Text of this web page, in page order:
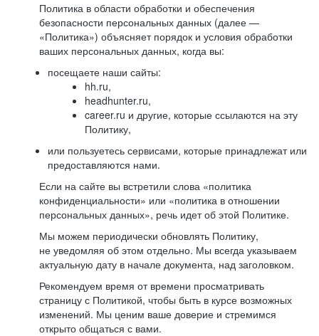
Политика в области обработки и обеспечения
безопасности персональных данных (далее —
«Политика») объясняет порядок и условия обработки
ваших персональных данных, когда вы:
посещаете наши сайты:
hh.ru,
headhunter.ru,
career.ru и другие, которые ссылаются на эту
Политику,
или пользуетесь сервисами, которые принадлежат или
предоставляются нами.
Если на сайте вы встретили слова «политика
конфиденциальности» или «политика в отношении
персональных данных», речь идет об этой Политике.
Мы можем периодически обновлять Политику,
не уведомляя об этом отдельно. Мы всегда указываем
актуальную дату в начале документа, над заголовком.
Рекомендуем время от времени просматривать
страницу с Политикой, чтобы быть в курсе возможных
изменений. Мы ценим ваше доверие и стремимся
открыто общаться с вами.